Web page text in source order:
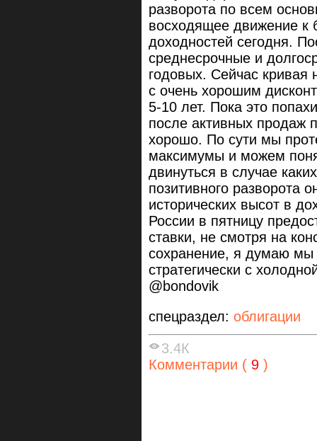
разворота по всем
восходящее движение к
доходностей сегодня.
среднесрочные и
годовых. Сейчас кривая
с очень хорошим
5-10 лет. Пока это
после активных продаж
хорошо. По сути мы
максимумы и можем
двинуться в случае
позитивного разворота
исторических высот в
России в пятницу
ставки, не смотря на
сохранение, я думаю
стратегически с
@bondovik
спецраздел: облигации
3.4К
Комментарии ( 9 )